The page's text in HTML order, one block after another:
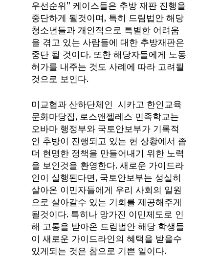
우선순위” 케이스들은 추방 재판 진행을
중단하게 될것이며, 특히 드림법안 해당
청소년들과 개인적으로 특별한 어려움
을 겪고 있는 사람들에 대한 추방재판은
중단 될 것이다. 또한 해당자들에게 노동
허가를 내주는 것도 사례에 따라 고려될
것으로 보인다.
미교협과 산하단체인 시카고 한인교육
문화마당집, 로스앤젤레스 민족학교는
오바마 행정부와 국토안보부가 기록적
인 추방이 진행되고 있는 현 상황에서 좀
더 현명한 정책을 만들어내기 위한 노력
을 보인것을 환영한다. 새로운 가이드라
인이 실행된다면, 국토안보부는 성실히
살아온 이민자들에게 우리 사회의 일원
으로 살아갈수 있는 기회를 제공해주게
될것이다. 특히나 망가진 이민제도로 인
해 고통을 받아온 드림법안 해당 학생들
이 새로운 가이드라인의 혜택을 받을수
있게되는 것은 참으로 기쁜 일이다.